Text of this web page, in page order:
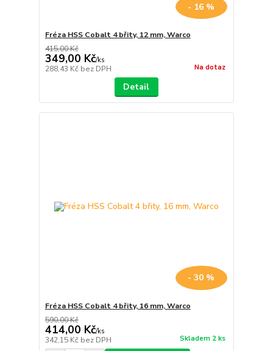
- 16 %
Fréza HSS Cobalt 4 břity, 12 mm, Warco
415,00 Kč
349,00 Kč/ks
288,43 Kč bez DPH Na dotaz
Detail
- 30 %
Fréza HSS Cobalt 4 břity, 16 mm, Warco
590,00 Kč
414,00 Kč/ks
342,15 Kč bez DPH Skladem 2 ks